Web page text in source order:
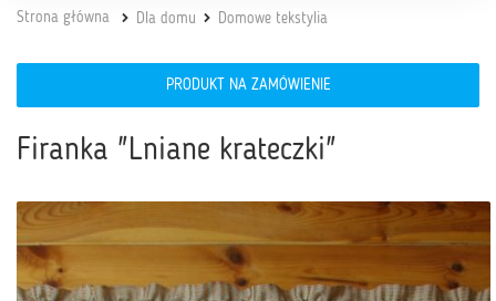
Strona główna Dla domu Domowe tekstylia
PRODUKT NA ZAMÓWIENIE
Firanka "Lniane krateczki"